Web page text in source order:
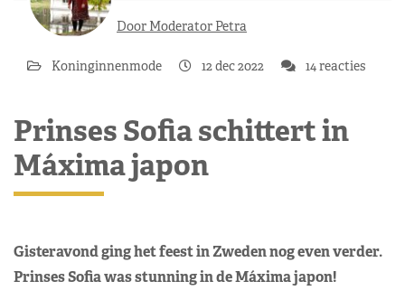
Door Moderator Petra
Koninginnenmode 12 dec 2022 14 reacties
Prinses Sofia schittert in
Máxima japon
Gisteravond ging het feest in Zweden nog even verder.
Prinses Sofia was stunning in de Máxima japon!